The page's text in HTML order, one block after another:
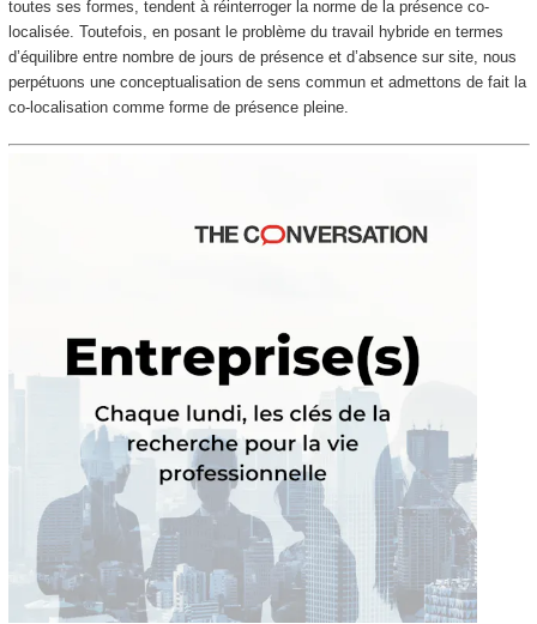
toutes ses formes, tendent à réinterroger la norme de la présence co-
localisée. Toutefois, en posant le problème du travail hybride en termes
d’équilibre entre nombre de jours de présence et d’absence sur site, nous
perpétuons une conceptualisation de sens commun et admettons de fait la
co-localisation comme forme de présence pleine.